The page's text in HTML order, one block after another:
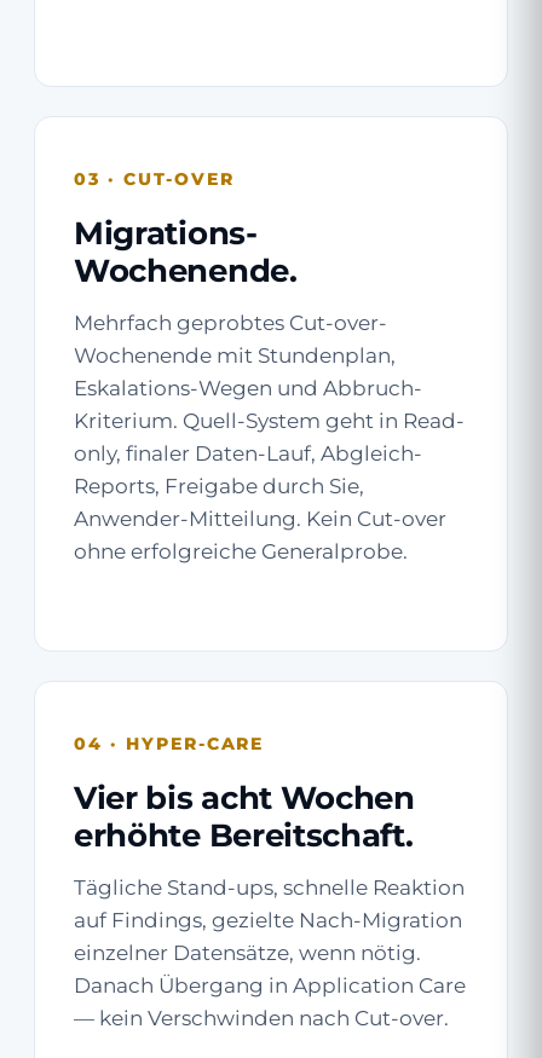
03 · CUT-OVER
Migrations-
Wochenende.
Mehrfach geprobtes Cut-over-
Wochenende mit Stundenplan,
Eskalations-Wegen und Abbruch-
Kriterium. Quell-System geht in Read-
only, finaler Daten-Lauf, Abgleich-
Reports, Freigabe durch Sie,
Anwender-Mitteilung. Kein Cut-over
ohne erfolgreiche Generalprobe.
04 · HYPER-CARE
Vier bis acht Wochen
erhöhte Bereitschaft.
Tägliche Stand-ups, schnelle Reaktion
auf Findings, gezielte Nach-Migration
einzelner Datensätze, wenn nötig.
Danach Übergang in Application Care
— kein Verschwinden nach Cut-over.